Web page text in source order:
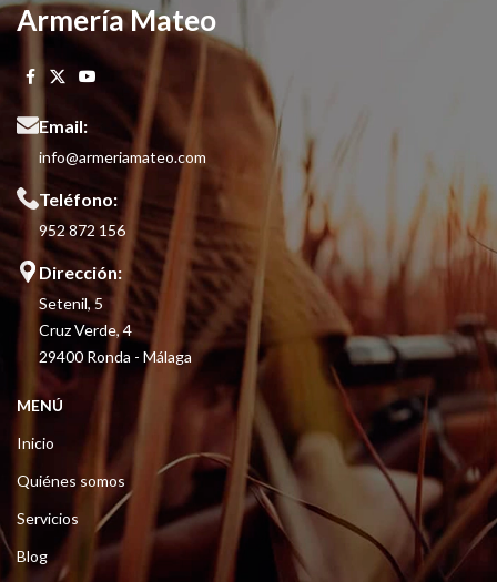
Armería Mateo
Email:
info@armeriamateo.com
Teléfono:
952 872 156
Dirección:
Setenil, 5
Cruz Verde, 4
29400 Ronda - Málaga
MENÚ
Inicio
Quiénes somos
Servicios
Blog